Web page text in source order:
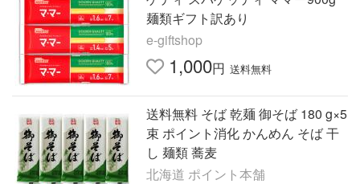
麺類ギフト訳あり
e-giftshop
1,000円 送料無料
送料無料 そば 乾麺 御そば 180 g×5
束 ポイント消化 かんめん そば 干
し 麺類 蕎麦
北海道 ポイント本舗